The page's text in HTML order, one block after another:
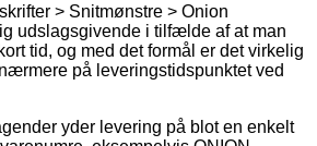
> Snitmønstre > Onion
udslagsgivende i tilfælde af at man
tid, og med det formål er det virkelig
på leveringstidspunktet ved
yder levering på blot en enkelt